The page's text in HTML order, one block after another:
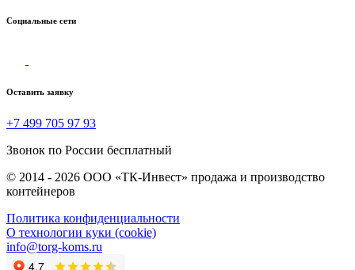
Социальные сети
Оставить заявку
+7 499 705 97 93
Звонок по России бесплатный
© 2014 - 2026 ООО «ТК-Инвест» продажа и производство
контейнеров
Политика конфиденциальности
О технологии куки (cookie)
info@torg-koms.ru